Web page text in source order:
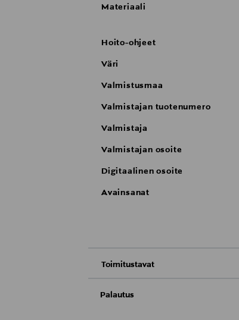
Materiaali
Hoito-ohjeet
Väri
Valmistusmaa
Valmistajan tuotenumero
Valmistaja
Valmistajan osoite
Digitaalinen osoite
Avainsanat
Toimitustavat
Palautus